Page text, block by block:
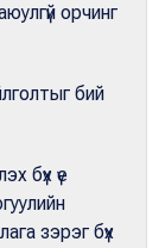
орчинг
бий
бүх үе
зэрэг бүх